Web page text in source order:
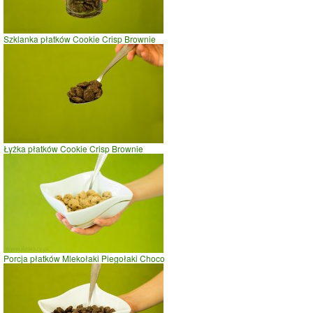
Szklanka płatków Cookie Crisp Brownie
Łyżka płatków Cookie Crisp Brownie
Porcja płatków Mlekołaki Piegołaki Choco